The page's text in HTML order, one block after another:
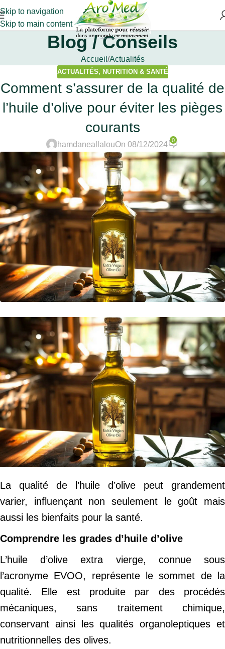
Skip to navigation
Skip to main content
Blog / Conseils
Accueil Actualités
ACTUALITÉS, NUTRITION & SANTÉ
Comment s’assurer de la qualité de
l’huile d’olive pour éviter les pièges
courants
hamdaneallalouOn 08/12/2024
0
La qualité de l’huile d’olive peut grandement
varier, influençant non seulement le goût mais
aussi les bienfaits pour la santé.
Comprendre les grades d’huile d’olive
L’huile d’olive extra vierge, connue sous
l’acronyme EVOO, représente le sommet de la
qualité. Elle est produite par des procédés
mécaniques, sans traitement chimique,
conservant ainsi les qualités organoleptiques et
nutritionnelles des olives.